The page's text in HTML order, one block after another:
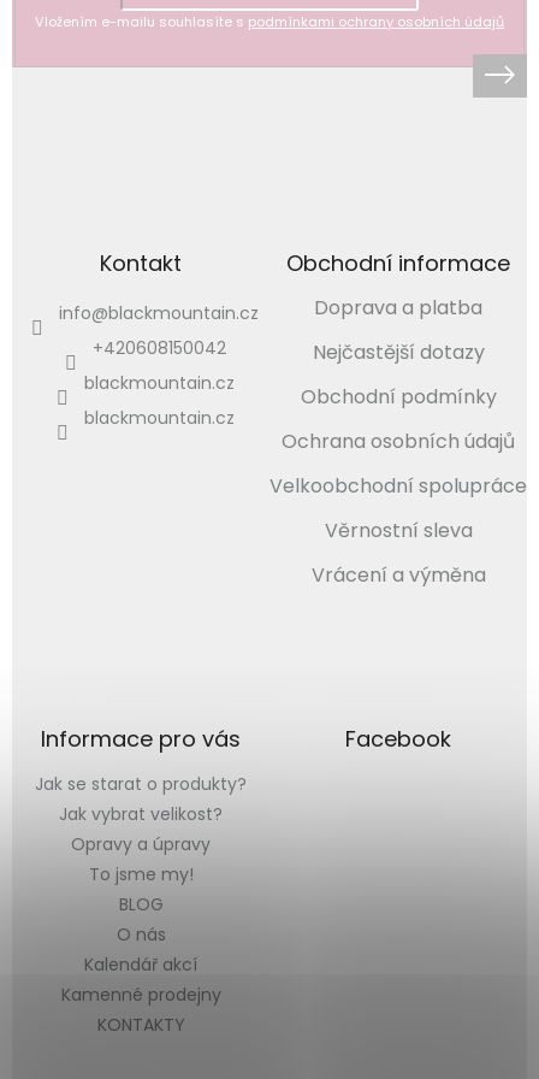
Vložením e-mailu souhlasíte s podmínkami ochrany osobních údajů
Kontakt
info@blackmountain.cz
+420608150042
blackmountain.cz
blackmountain.cz
Obchodní informace
Doprava a platba
Nejčastější dotazy
Obchodní podmínky
Ochrana osobních údajů
Velkoobchodní spolupráce
Věrnostní sleva
Vrácení a výměna
Informace pro vás
Jak se starat o produkty?
Jak vybrat velikost?
Opravy a úpravy
To jsme my!
BLOG
O nás
Kalendář akcí
Kamenné prodejny
KONTAKTY
Facebook